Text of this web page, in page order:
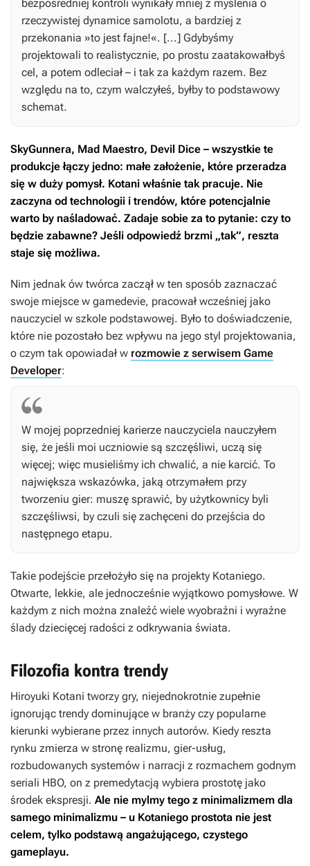
bezpośredniej kontroli wynikały mniej z myślenia o
rzeczywistej dynamice samolotu, a bardziej z
przekonania »to jest fajne!«. [...] Gdybyśmy
projektowali to realistycznie, po prostu zaatakowałbyś
cel, a potem odleciał – i tak za każdym razem. Bez
względu na to, czym walczyłeś, byłby to podstawowy
schemat.
SkyGunnera, Mad Maestro, Devil Dice – wszystkie te
produkcje łączy jedno: małe założenie, które przeradza
się w duży pomysł. Kotani właśnie tak pracuje. Nie
zaczyna od technologii i trendów, które potencjalnie
warto by naśladować. Zadaje sobie za to pytanie: czy to
będzie zabawne? Jeśli odpowiedź brzmi „tak”, reszta
staje się możliwa.
Nim jednak ów twórca zaczął w ten sposób zaznaczać
swoje miejsce w gamedevie, pracował wcześniej jako
nauczyciel w szkole podstawowej. Było to doświadczenie,
które nie pozostało bez wpływu na jego styl projektowania,
o czym tak opowiadał w rozmowie z serwisem Game
Developer:
W mojej poprzedniej karierze nauczyciela nauczyłem
się, że jeśli moi uczniowie są szczęśliwi, uczą się
więcej; więc musieliśmy ich chwalić, a nie karcić. To
największa wskazówka, jaką otrzymałem przy
tworzeniu gier: muszę sprawić, by użytkownicy byli
szczęśliwsi, by czuli się zachęceni do przejścia do
następnego etapu.
Takie podejście przełożyło się na projekty Kotaniego.
Otwarte, lekkie, ale jednocześnie wyjątkowo pomysłowe. W
każdym z nich można znaleźć wiele wyobraźni i wyraźne
ślady dziecięcej radości z odkrywania świata.
Filozofia kontra trendy
Hiroyuki Kotani tworzy gry, niejednokrotnie zupełnie
ignorując trendy dominujące w branży czy popularne
kierunki wybierane przez innych autorów. Kiedy reszta
rynku zmierza w stronę realizmu, gier-usług,
rozbudowanych systemów i narracji z rozmachem godnym
seriali HBO, on z premedytacją wybiera prostotę jako
środek ekspresji. Ale nie mylmy tego z minimalizmem dla
samego minimalizmu – u Kotaniego prostota nie jest
celem, tylko podstawą angażującego, czystego
gameplayu.